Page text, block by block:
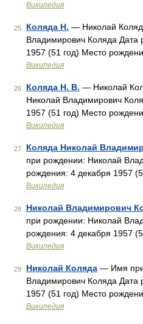
Википедия
25 Коляда Н. — Николай
Владимирович Коляда Дата
1957 (51 год) Место
Википедия
26 Коляда Н. В. — Николай
Николай Владимирович
1957 (51 год) Место
Википедия
27 Коляда Николай
при рождении: Николай
рождения: 4 декабря 1957
Википедия
28 Николай Владимирович
при рождении: Николай
рождения: 4 декабря 1957
Википедия
29 Николай Коляда — Имя
Владимирович Коляда Дата
1957 (51 год) Место
Википедия